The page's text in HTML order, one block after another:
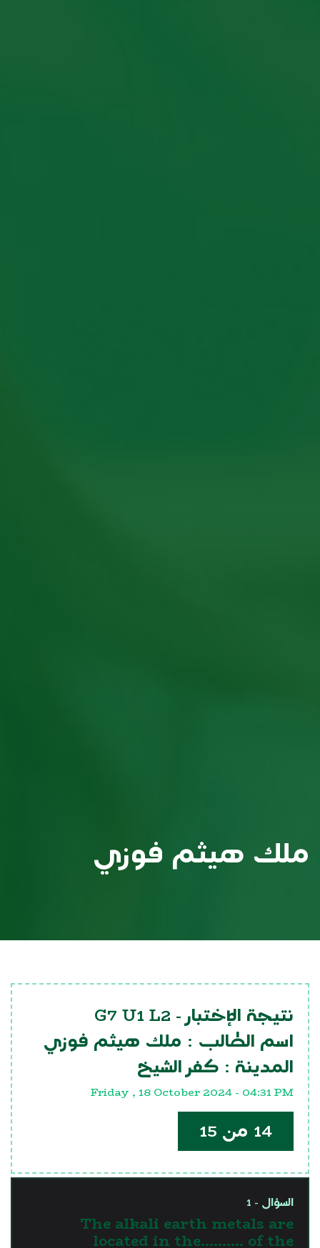
ملك هيثم فوزي
نتيجة الإختبار - G7 U1 L2
اسم الطالب : ملك هيثم فوزي
المدينة : كفر الشيخ
Friday , 18 October 2024 - 04:31 PM
14 من 15
السؤال - 1
The alkali earth metals are
located in the.......... of the